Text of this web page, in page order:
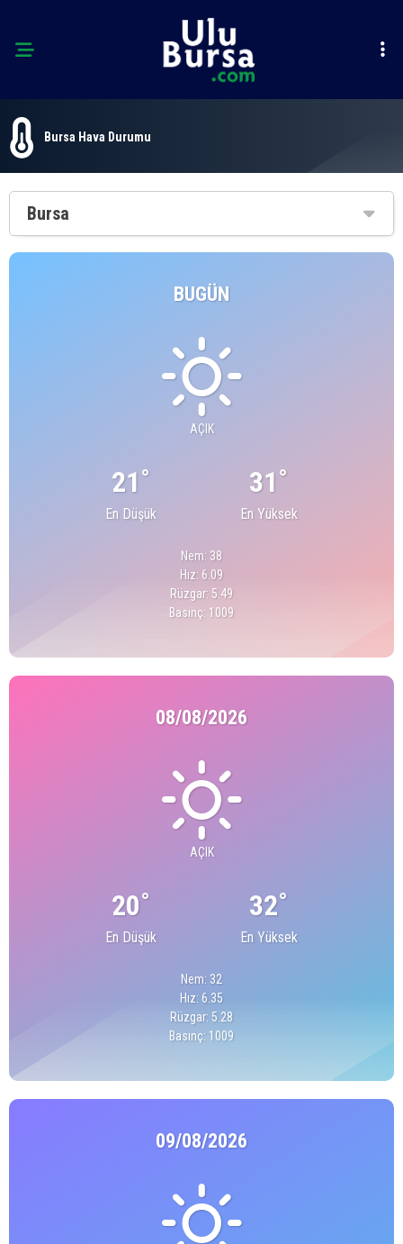
Bursa Hava Durumu
Bursa
BUGÜN
AÇIK
21°
En Düşük
31 °
En Yüksek
Nem: 38
Hız: 6.09
Rüzgar: 5.49
Basınç: 1009
08/08/2026
AÇIK
20°
En Düşük
32°
En Yüksek
Nem: 32
Hız: 6.35
Rüzgar: 5.28
Basınç: 1009
09/08/2026